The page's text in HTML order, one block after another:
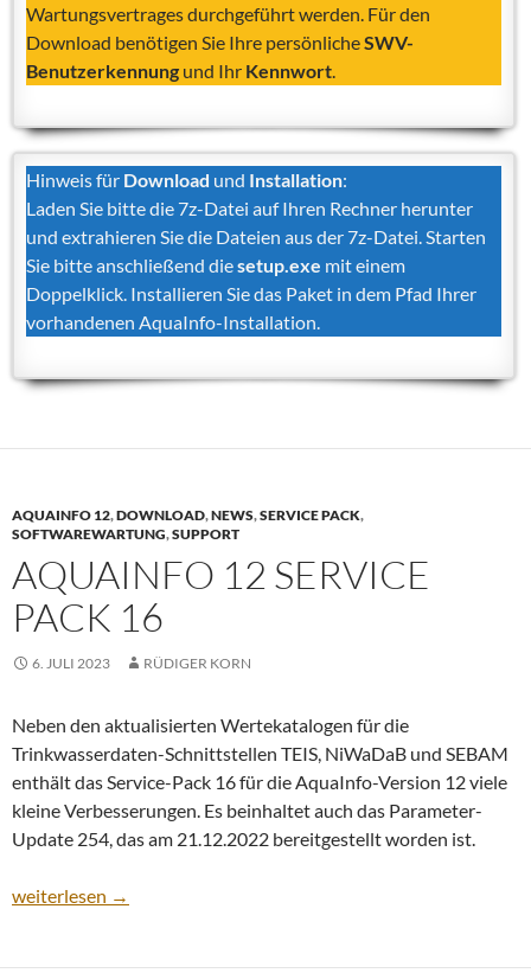
Wartungsvertrages durchgeführt werden. Für den
Download benötigen Sie Ihre persönlicheSWV-
Benutzerkennung und Ihr Kennwort.
Hinweis für Download und Installation:
Laden Sie bitte die 7z-Datei auf Ihren Rechner herunter
und extrahieren Sie die Dateien aus der 7z-Datei. Starten
Sie bitte anschließend diesetup.exe mit einem
Doppelklick. Installieren Sie das Paket in dem Pfad Ihrer
vorhandenen AquaInfo-Installation.
AQUAINFO 12,DOWNLOAD,NEWS,SERVICE PACK,
SOFTWAREWARTUNG,SUPPORT
AQUAINFO 12 SERVICE
PACK 16
6. JULI 2023 RÜDIGER KORN
Neben den aktualisierten Wertekatalogen für die
Trinkwasserdaten-Schnittstellen TEIS, NiWaDaB und SEBAM
enthält das Service-Pack 16 für die AquaInfo-Version 12 viele
kleine Verbesserungen. Es beinhaltet auch das Parameter-
Update 254, das am 21.12.2022 bereitgestellt worden ist.
AquaInfo 12 Service Pack 16
weiterlesen →